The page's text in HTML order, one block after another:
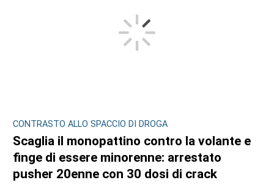
CONTRASTO ALLO SPACCIO DI DROGA
Scaglia il monopattino contro la volante e
finge di essere minorenne: arrestato
pusher 20enne con 30 dosi di crack